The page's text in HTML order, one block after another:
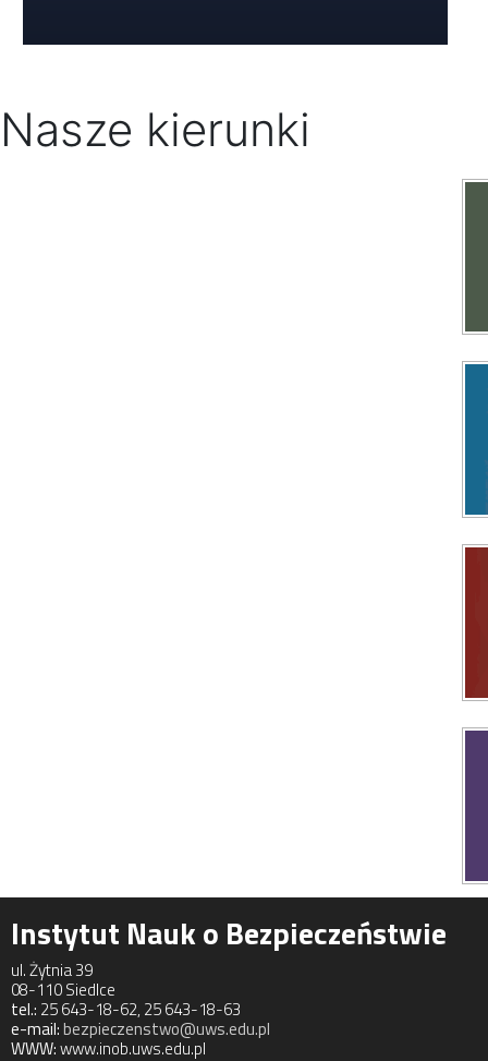
Nasze kierunki
Instytut Nauk o Bezpieczeństwie
ul. Żytnia 39
08-110 Siedlce
tel.: 25 643-18-62, 25 643-18-63
e-mail:bezpieczenstwo@uws.edu.pl
WWW:www.inob.uws.edu.pl